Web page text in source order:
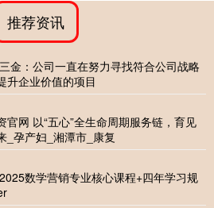
推荐资讯
金：公司一直在努力寻找符合公司战略
升企业价值的项目
官网 以“五心”全生命周期服务链，育见
_孕产妇_湘潭市_康复
数学营销专业核心课程+四年学习规